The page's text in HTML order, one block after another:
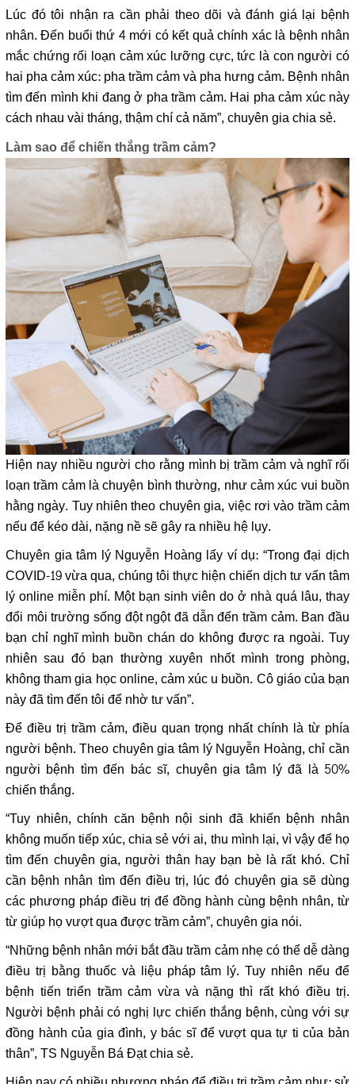
Lúc đó tôi nhận ra cần phải theo dõi và đánh giá lại bệnh
nhân. Đến buổi thứ 4 mới có kết quả chính xác là bệnh nhân
mắc chứng rối loạn cảm xúc lưỡng cực, tức là con người có
hai pha cảm xúc: pha trầm cảm và pha hưng cảm. Bệnh nhân
tìm đến mình khi đang ở pha trầm cảm. Hai pha cảm xúc này
cách nhau vài tháng, thậm chí cả năm”, chuyên gia chia sẻ.
Làm sao để chiến thắng trầm cảm?
Hiện nay nhiều người cho rằng mình bị trầm cảm và nghĩ rối
loạn trầm cảm là chuyện bình thường, như cảm xúc vui buồn
hằng ngày. Tuy nhiên theo chuyên gia, việc rơi vào trầm cảm
nếu để kéo dài, nặng nề sẽ gây ra nhiều hệ lụy.
Chuyên gia tâm lý Nguyễn Hoàng lấy ví dụ: “Trong đại dịch
COVID-19 vừa qua, chúng tôi thực hiện chiến dịch tư vấn tâm
lý online miễn phí. Một bạn sinh viên do ở nhà quá lâu, thay
đổi môi trường sống đột ngột đã dẫn đến trầm cảm. Ban đầu
bạn chỉ nghĩ mình buồn chán do không được ra ngoài. Tuy
nhiên sau đó bạn thường xuyên nhốt mình trong phòng,
không tham gia học online, cảm xúc u buồn. Cô giáo của bạn
này đã tìm đến tôi để nhờ tư vấn”.
Để điều trị trầm cảm, điều quan trọng nhất chính là từ phía
người bệnh. Theo chuyên gia tâm lý Nguyễn Hoàng, chỉ cần
người bệnh tìm đến bác sĩ, chuyên gia tâm lý đã là 50%
chiến thắng.
“Tuy nhiên, chính căn bệnh nội sinh đã khiến bệnh nhân
không muốn tiếp xúc, chia sẻ với ai, thu mình lại, vì vậy để họ
tìm đến chuyên gia, người thân hay bạn bè là rất khó. Chỉ
cần bệnh nhân tìm đến điều trị, lúc đó chuyên gia sẽ dùng
các phương pháp điều trị để đồng hành cùng bệnh nhân, từ
từ giúp họ vượt qua được trầm cảm”, chuyên gia nói.
“Những bệnh nhân mới bắt đầu trầm cảm nhẹ có thể dễ dàng
điều trị bằng thuốc và liệu pháp tâm lý. Tuy nhiên nếu để
bệnh tiến triển trầm cảm vừa và nặng thì rất khó điều trị.
Người bệnh phải có nghị lực chiến thắng bệnh, cùng với sự
đồng hành của gia đình, y bác sĩ để vượt qua tự ti của bản
thân”, TS Nguyễn Bá Đạt chia sẻ.